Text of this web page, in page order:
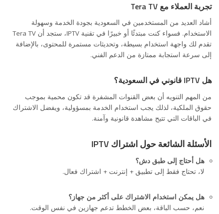
تجربة العملاء مع Tera TV
أشاد العديد من المستخدمين في السعودية بجودة الخدمة وسهولة
الاستخدام. فسواء كنت مبتدئًا أو خبيرًا في تقنية IPTV، ستجد أن Tera TV
تقدم لك واجهة استخدام بسيطة، وتحديثات مستمرة للمحتوى، بالإضافة
إلى سرعة استجابة ممتازة من الدعم الفني.
هل IPTV قانوني في السعودية؟
من المهم التنويه أن بعض القنوات المشفرة قد تكون محمية بموجب
حقوق الملكية، لذلك يجب استخدام الخدمة بمسؤولية، ويفضل الاشتراك
في الباقات التي تتيح مشاهدة قانونية وآمنة.
الأسئلة الشائعة حول اشتراك IPTV
هل أحتاج إلى طبق دش؟
لا، تحتاج فقط إلى تطبيق + إنترنت + اشتراك فعال.
هل يمكن استخدام الاشتراك على أكثر من جهاز؟
نعم، حسب الباقة، بعض الخطط تدعم جهازين في نفس الوقت.